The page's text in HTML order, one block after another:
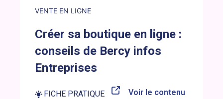
VENTE EN LIGNE
Créer sa boutique en ligne :
conseils de Bercy infos
Entreprises
FICHE PRATIQUE Voir le contenu